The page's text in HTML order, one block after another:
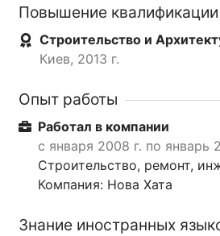
Повышение квалификации
Строительство и
Киев, 2013 г.
Опыт работы
Работал в компании
с января 2008 г. по январь
Строительство, ремонт,
Компания: Нова Хата
Знание иностранных